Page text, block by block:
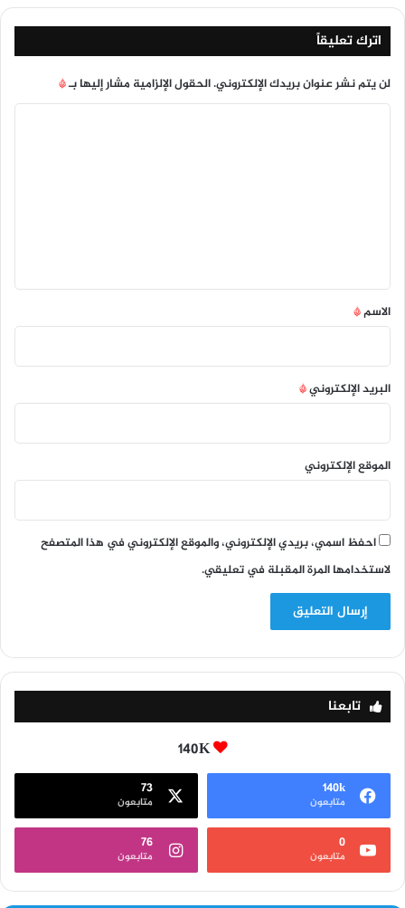
اترك تعليقاً
لن يتم نشر عنوان بريدك الإلكتروني.الحقول الإلزامية مشار إليها بـ*
*
الاسم*
البريد الإلكتروني*
الموقع الإلكتروني
احفظ اسمي، بريدي الإلكتروني، والموقع الإلكتروني في هذا المتصفح
لاستخدامها المرة المقبلة في تعليقي.
تابعنا
140K
140k
متابعون
73
متابعون
0
متابعون
76
متابعون